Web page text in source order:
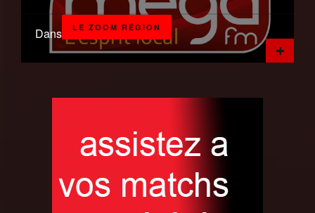
Dans LE ZOOM RÉGION